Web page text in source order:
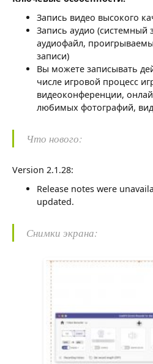
Запись видео высокого
Запись аудио
аудиофайл,
записи)
Вы можете записывать
числе игровой процесс
видеоконференции,
любимых фотографий,
Что нового:
Version 2.1.28:
Release notes were
updated.
Снимки экрана: